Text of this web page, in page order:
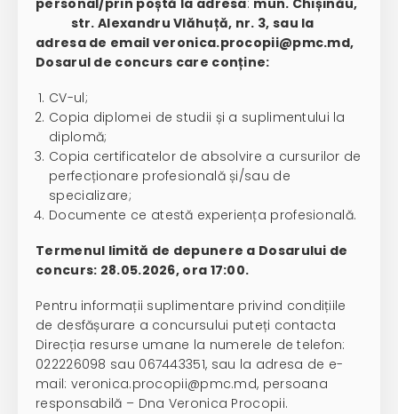
personal/prin poștă la adresa: mun. Chișinău,
str. Alexandru Vlăhuță, nr. 3, sau la
adresa de email veronica.procopii@pmc.md,
Dosarul de concurs care conține:
CV-ul;
Copia diplomei de studii și a suplimentului la
diplomă;
Copia certificatelor de absolvire a cursurilor de
perfecționare profesională și/sau de
specializare;
Documente ce atestă experiența profesională.
Termenul limită de depunere a Dosarului de
concurs: 28.05.2026, ora 17:00.
Pentru informații suplimentare privind condițiile
de desfășurare a concursului puteți contacta
Direcția resurse umane la numerele de telefon:
022226098 sau 067443351, sau la adresa de e-
mail: veronica.procopii@pmc.md, persoana
responsabilă – Dna Veronica Procopii.